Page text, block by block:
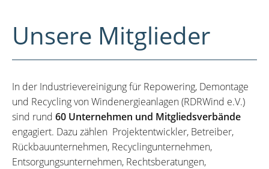
Unsere Mitglieder
In der Industrievereinigung für Repowering, Demontage
und Recycling von Windenergieanlagen (RDRWind e.V.)
sind rund 60 Unternehmen und Mitgliedsverbände
engagiert. Dazu zählen Projektentwickler, Betreiber,
Rückbauunternehmen, Recyclingunternehmen,
Entsorgungsunternehmen, Rechtsberatungen,